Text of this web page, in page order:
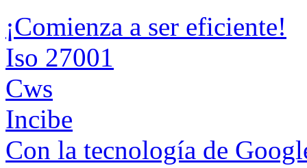
¡Comienza a ser eficiente!
Iso 27001
Cws
Incibe
Con la tecnología de